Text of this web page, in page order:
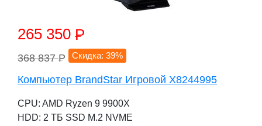
265 350 P
368 837P Скидка: 39%
Компьютер BrandStar Игровой X8244995
CPU: AMD Ryzen 9 9900X
HDD: 2 TБ SSD M.2 NVME